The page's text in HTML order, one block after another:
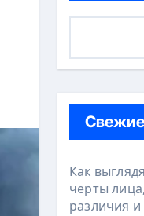
Как
черты
различия и